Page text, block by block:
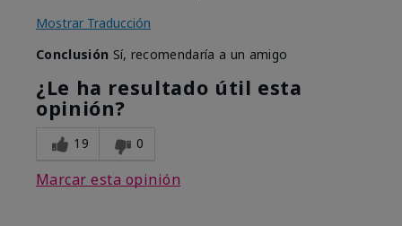
Mostrar Traducción
Conclusión Sí, recomendaría a un amigo
¿Le ha resultado útil esta
opinión?
19 0
Marcar esta opinión